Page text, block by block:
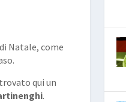
Natale, come
qui un
.